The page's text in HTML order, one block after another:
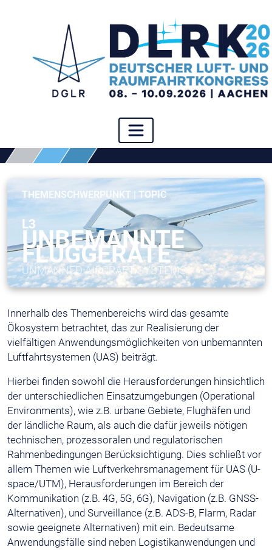
THEMENSCHWERPUNKT | TOPIC
L3
UNBEMANNTE
FLUGGERÄTE
UNMANNED AIRCRAFT SYSTEMS
Innerhalb des Themenbereichs wird das gesamte
Ökosystem betrachtet, das zur Realisierung der
vielfältigen Anwendungsmöglichkeiten von unbemannten
Luftfahrtsystemen (UAS) beiträgt.
Hierbei finden sowohl die Herausforderungen hinsichtlich
der unterschiedlichen Einsatzumgebungen (Operational
Environments), wie z.B. urbane Gebiete, Flughäfen und
der ländliche Raum, als auch die dafür jeweils nötigen
technischen, prozessoralen und regulatorischen
Rahmenbedingungen Berücksichtigung. Dies schließt vor
allem Themen wie Luftverkehrsmanagement für UAS (U-
space/UTM), Herausforderungen im Bereich der
Kommunikation (z.B. 4G, 5G, 6G), Navigation (z.B. GNSS-
Alternativen), und Surveillance (z.B. ADS-B, Flarm, Radar
sowie geeignete Alternativen) mit ein. Bedeutsame
Anwendungsfälle sind neben Logistikanwendungen und